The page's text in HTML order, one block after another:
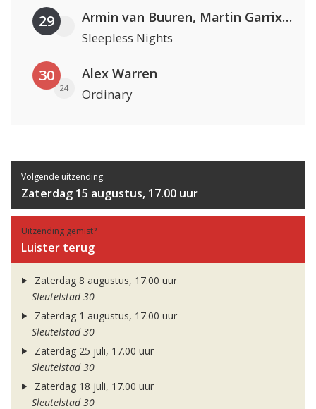
29 Armin van Buuren, Martin Garrix & Libby Whitehouse
Sleepless Nights
30
24
Alex Warren
Ordinary
Volgende uitzending:
Zaterdag 15 augustus, 17.00 uur
Uitzending gemist?
Luister terug
Zaterdag 8 augustus, 17.00 uur
Sleutelstad 30
Zaterdag 1 augustus, 17.00 uur
Sleutelstad 30
Zaterdag 25 juli, 17.00 uur
Sleutelstad 30
Zaterdag 18 juli, 17.00 uur
Sleutelstad 30